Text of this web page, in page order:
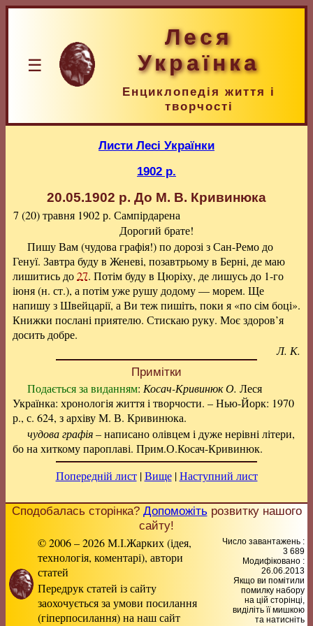
☰
Леся
Українка
Енциклопедія життя і
творчості
Листи Лесі Українки
1902 р.
20.05.1902 р. До М. В. Кривинюка
7 (20) травня 1902 р. Сампірдарена
Дорогий брате!
Пишу Вам (чудова графія!) по дорозі з Сан-Ремо до
Генуї. Завтра буду в Женеві, позавтрьому в Берні, де маю
лишитись до27. Потім буду в Цюріху, де лишусь до 1-го
іюня (н. ст.), а потім уже рушу додому — морем. Ще
напишу з Швейцарії, а Ви теж пишіть, поки я «по сім боці».
Книжки послані приятелю. Стискаю руку. Моє здоров’я
досить добре.
Л. К.
Примітки
Подається за виданням: Косач-Кривинюк О. Леся
Українка: хронологія життя і творчости. – Нью-Йорк: 1970
р., с. 624, з архіву М. В. Кривинюка.
чудова графія– написано олівцем і дуже нерівні літери,
бо на хиткому пароплаві. Прим.О.Косач-Кривинюк.
Попередній лист|Вище|Наступний лист
Сподобалась сторінка? Допоможітьрозвитку нашого
сайту!
© 2006 – 2026 М.І.Жарких (ідея,
технологія, коментарі), автори
статей
Передрук статей із сайту
заохочується за умови посилання
(гіперпосилання) на наш сайт
Число завантажень :
3 689
Модифіковано :
26.06.2013
Якщо ви помітили
помилку набору
на цiй сторiнцi,
видiлiть її мишкою
та натисніть